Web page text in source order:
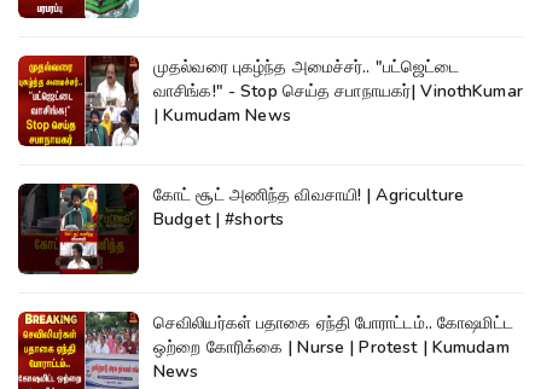
முதல்வரை புகழ்ந்த அமைச்சர்.. "பட்ஜெட்டை
வாசிங்க!" - Stop செய்த சபாநாயகர்| VinothKumar
| Kumudam News
கோட் சூட் அணிந்த விவசாயி! | Agriculture
Budget | #shorts
செவிலியர்கள் பதாகை ஏந்தி போராட்டம்.. கோஷமிட்ட
ஒற்றை கோரிக்கை | Nurse | Protest | Kumudam
News